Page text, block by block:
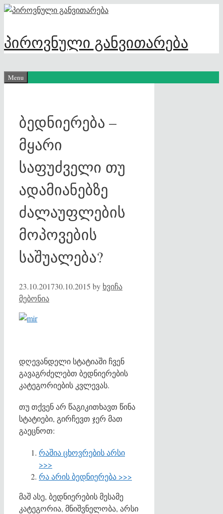
Skip
content
პიროვნული განვითარება
Menu
ბედნიერება –
მყარი
საფუძველი თუ
ადამიანებზე
ძალაუფლების
მოპოვების
საშუალება?
23.10.201730.10.2015 by ხვიჩა
მებონია
დღევანდელი სტატიაში ჩვენ
გავაგრძელებთ ბედნიერების
კატეგორიების კვლევას.
თუ თქვენ არ წაგიკითხავთ წინა
სტატიები, გირჩევთ ჯერ მათ
გაეცნოთ:
რაშია ცხოვრების არსი
>>>
რა არის ბედნიერება >>>
მაშ ასე, ბედნიერების მესამე
კატეგორია, მნიშვნელობა, არსი